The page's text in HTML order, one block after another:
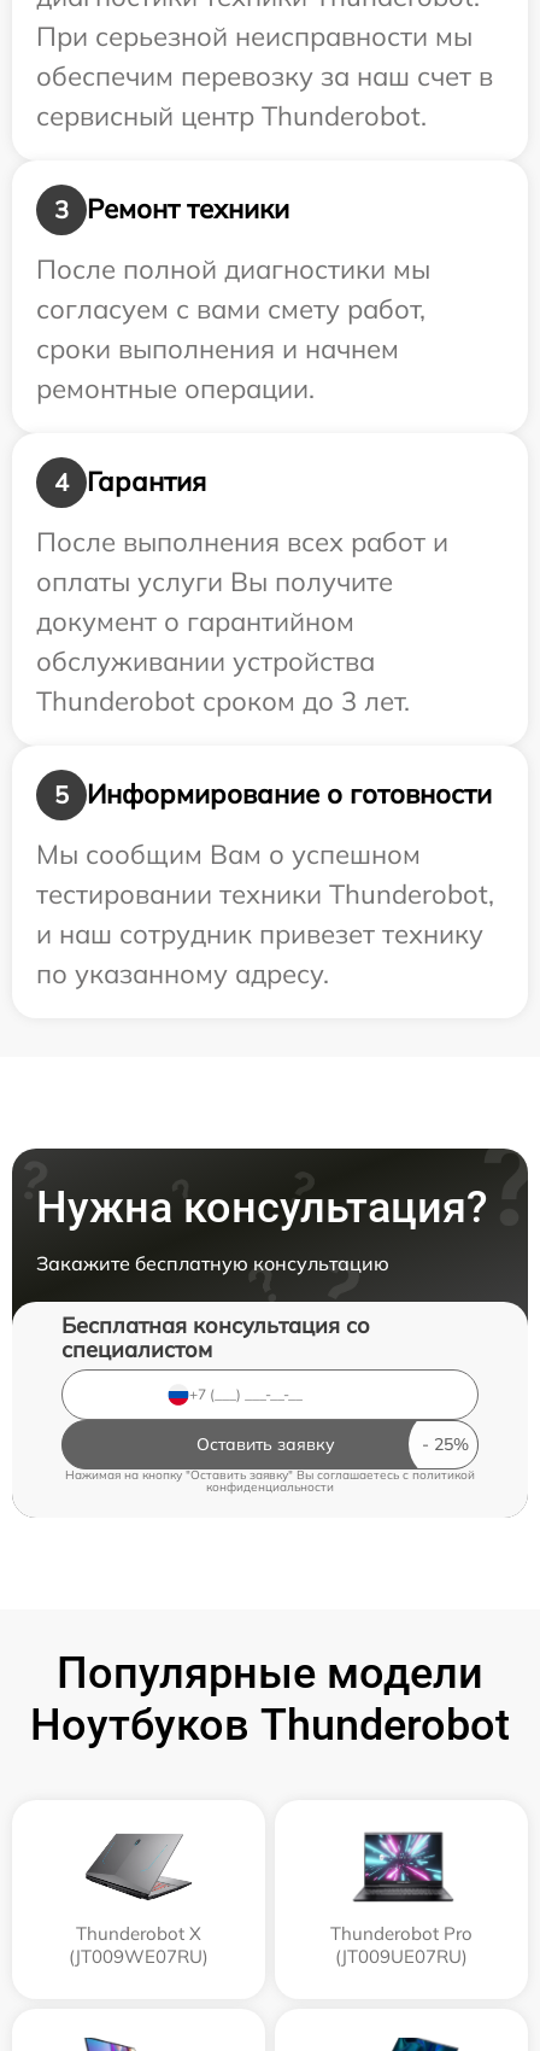
При серьезной неисправности мы
обеспечим перевозку за наш счет в
сервисный центр Thunderobot.
3
Ремонт техники
После полной диагностики мы
согласуем с вами смету работ,
сроки выполнения и начнем
ремонтные операции.
4
Гарантия
После выполнения всех работ и
оплаты услуги Вы получите
документ о гарантийном
обслуживании устройства
Thunderobot сроком до 3 лет.
5
Информирование о готовности
Мы сообщим Вам о успешном
тестировании техники Thunderobot,
и наш сотрудник привезет технику
по указанному адресу.
Нужна консультация?
Закажите бесплатную консультацию
Бесплатная консультация со
специалистом
Оставить заявку
Нажимая на кнопку "Оставить заявку" Вы соглашаетесь cполитикой
конфиденциальности
Популярные модели
Ноутбуков Thunderobot
Thunderobot X
(JT009WE07RU)
Thunderobot Pro
(JT009UE07RU)